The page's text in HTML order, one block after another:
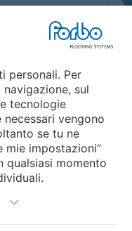
personali. Per
sul
tecnologie
vengono
se tu ne
mie impostazioni”
qualsiasi momento